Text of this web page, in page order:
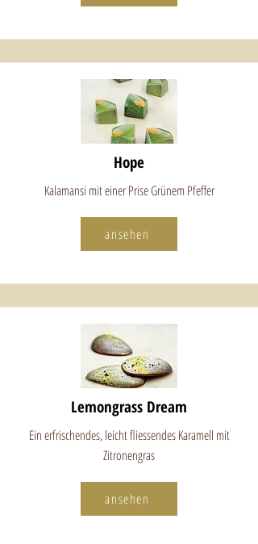
Hope
Kalamansi mit einer Prise Grünem Pfeffer
ansehen
Lemongrass Dream
Ein erfrischendes, leicht fliessendes Karamell mit
Zitronengras
ansehen